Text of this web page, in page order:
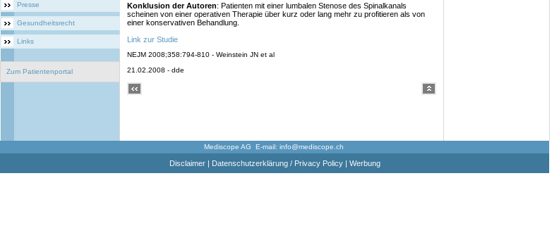
Presse
Gesundheitsrecht
Links
Zum Patientenportal
Konklusion der Autoren: Patienten mit einer lumbalen Stenose des Spinalkanals
scheinen von einer operativen Therapie über kurz oder lang mehr zu profitieren als von
einer konservativen Behandlung.
Link zur Studie
NEJM 2008;358:794-810 - Weinstein JN et al
21.02.2008 - dde
Mediscope AG E-mail: info@mediscope.ch
Disclaimer| Datenschutzerklärung / Privacy Policy| Werbung